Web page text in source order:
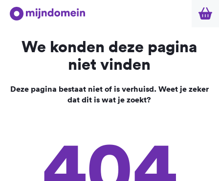
We konden deze pagina
niet vinden
Deze pagina bestaat niet of is verhuisd. Weet je zeker
dat dit is wat je zoekt?